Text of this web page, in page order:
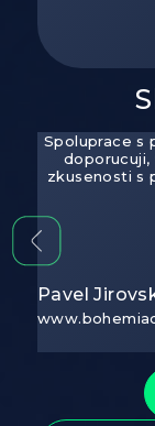
Spoluprace s
doporucuji,
zkusenosti s
Pavel